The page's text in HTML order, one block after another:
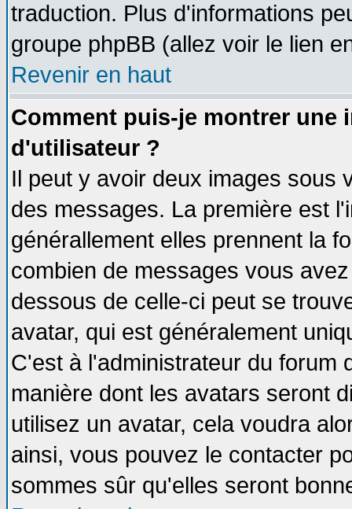
traduction. Plus d'informations
groupe phpBB (allez voir le lien
Revenir en haut
Comment puis-je montrer une
d'utilisateur ?
Il peut y avoir deux images sous
des messages. La première est
générallement elles prennent la
combien de messages vous
dessous de celle-ci peut se
avatar, qui est généralement
C'est à l'administrateur du forum
manière dont les avatars seront
utilisez un avatar, cela voudra
ainsi, vous pouvez le contacter
sommes sûr qu'elles seront